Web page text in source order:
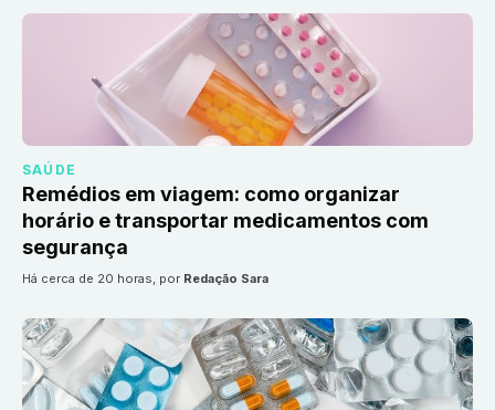
SAÚDE
Remédios em viagem: como organizar
horário e transportar medicamentos com
segurança
há cerca de 20 horas, por Redação Sara